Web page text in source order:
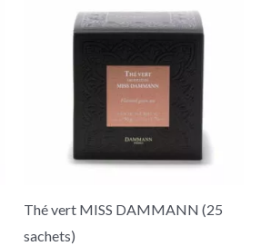
Thé vert MISS DAMMANN (25
sachets)